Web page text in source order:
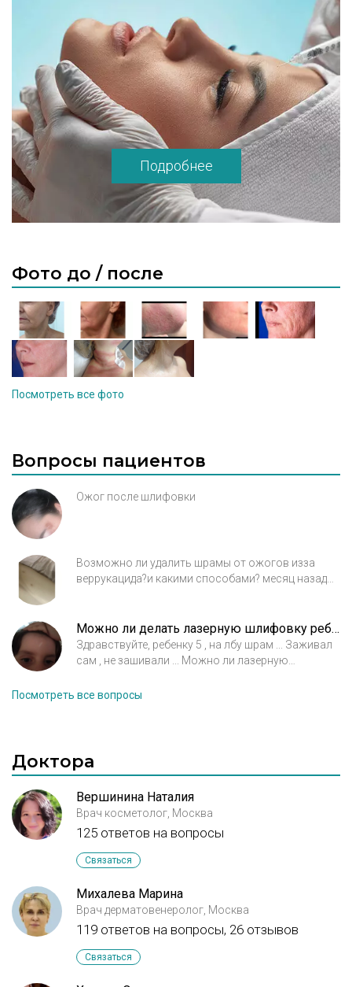
Подробнее
Фото до / после
Посмотреть все фото
Вопросы пациентов
Ожог после шлифовки
Возможно ли удалить шрамы от ожогов изза
веррукацида?и какими способами? месяц назад
Можно ли делать лазерную шлифовку ребенку?
Здравствуйте, ребенку 5 , на лбу шрам ... Заживал
сам , не зашивали ... Можно ли лазерную
Посмотреть все вопросы
Доктора
Вершинина Наталия
Врач косметолог, Москва
125 ответов на вопросы
Связаться
Михалева Марина
Врач дерматовенеролог, Москва
119 ответов на вопросы, 26 отзывов
Связаться